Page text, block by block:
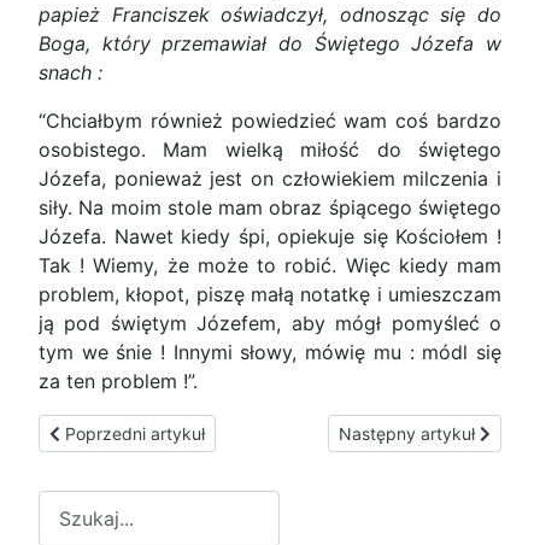
papież Franciszek oświadczył, odnosząc się do
Boga, który przemawiał do Świętego Józefa w
snach :
“Chciałbym również powiedzieć wam coś bardzo
osobistego. Mam wielką miłość do świętego
Józefa, ponieważ jest on człowiekiem milczenia i
siły. Na moim stole mam obraz śpiącego świętego
Józefa. Nawet kiedy śpi, opiekuje się Kościołem !
Tak ! Wiemy, że może to robić. Więc kiedy mam
problem, kłopot, piszę małą notatkę i umieszczam
ją pod świętym Józefem, aby mógł pomyśleć o
tym we śnie ! Innymi słowy, mówię mu : módl się
za ten problem !”.
Poprzedni artykuł: Modlitwa do Świętego Józefa za Kościół
Poprzedni artykuł Następny artykuł:
Następny artykuł